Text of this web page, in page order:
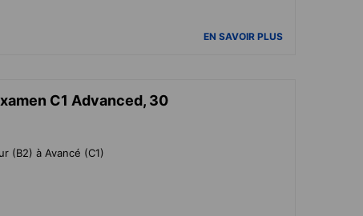
EN SAVOIR PLUS
C1 Advanced, 30
(B2) à Avancé (C1)